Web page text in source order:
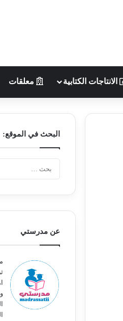
الانتاجات الكتابية معلقات
البحث في الموقع:
عن مدرستي